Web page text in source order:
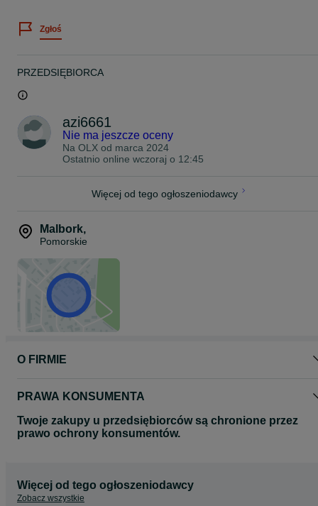
Zgłoś
PRZEDSIĘBIORCA
azi6661
Nie ma jeszcze oceny
Na OLX od marca 2024
Ostatnio online wczoraj o 12:45
Więcej od tego ogłoszeniodawcy
Malbork,
Pomorskie
O FIRMIE
PRAWA KONSUMENTA
Twoje zakupy u przedsiębiorców są chronione przez
prawo ochrony konsumentów.
Więcej od tego ogłoszeniodawcy
Zobacz wszystkie